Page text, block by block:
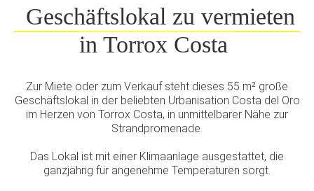
Geschäftslokal zu vermieten
in Torrox Costa
Zur Miete oder zum Verkauf steht dieses 55 m² große
Geschäftslokal in der beliebten Urbanisation Costa del Oro
im Herzen von Torrox Costa, in unmittelbarer Nähe zur
Strandpromenade.
Das Lokal ist mit einer Klimaanlage ausgestattet, die
ganzjährig für angenehme Temperaturen sorgt.